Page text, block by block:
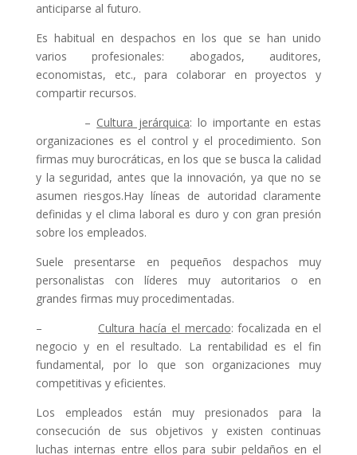
anticiparse al futuro.
Es habitual en despachos en los que se han unido
varios profesionales: abogados, auditores,
economistas, etc., para colaborar en proyectos y
compartir recursos.
– Cultura jerárquica: lo importante en estas
organizaciones es el control y el procedimiento. Son
firmas muy burocráticas, en los que se busca la calidad
y la seguridad, antes que la innovación, ya que no se
asumen riesgos.Hay líneas de autoridad claramente
definidas y el clima laboral es duro y con gran presión
sobre los empleados.
Suele presentarse en pequeños despachos muy
personalistas con líderes muy autoritarios o en
grandes firmas muy procedimentadas.
– Cultura hacía el mercado: focalizada en el
negocio y en el resultado. La rentabilidad es el fin
fundamental, por lo que son organizaciones muy
competitivas y eficientes.
Los empleados están muy presionados para la
consecución de sus objetivos y existen continuas
luchas internas entre ellos para subir peldaños en el